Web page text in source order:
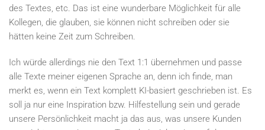
des Textes, etc. Das ist eine wunderbare Möglichkeit für alle
Kollegen, die glauben, sie können nicht schreiben oder sie
hätten keine Zeit zum Schreiben.
Ich würde allerdings nie den Text 1:1 übernehmen und passe
alle Texte meiner eigenen Sprache an, denn ich finde, man
merkt es, wenn ein Text komplett KI-basiert geschrieben ist. Es
soll ja nur eine Inspiration bzw. Hilfestellung sein und gerade
unsere Persönlichkeit macht ja das aus, was unsere Kunden